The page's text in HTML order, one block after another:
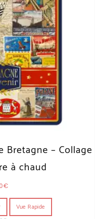
Bretagne – Collage
à chaud
€
Vue Rapide